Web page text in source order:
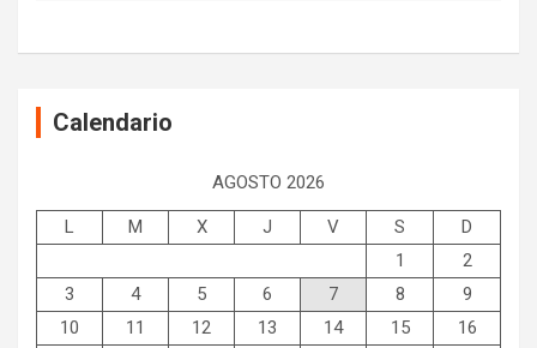
Calendario
AGOSTO 2026
L M X J V S
D
1
2
3
4 5 6 7 8
9
10
11 12 13 14 15
16